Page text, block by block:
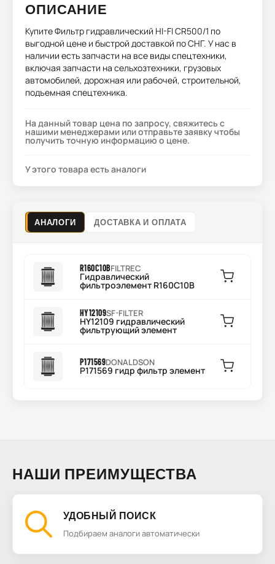
ОПИСАНИЕ
КупитеФильтр гидравлический HI-FI CR500/1 по
выгодной цене и быстрой доставкой по СНГ. У нас в
наличии есть запчасти на все виды спецтехники,
включая запчасти на сельхозтехники, грузовых
автомобилей, дорожная или рабочей, строительной,
подъемная спецтехника.
На данный товар цена по запросу, свяжитесь с
нашими менеджерами или отправьте заявку чтобы
получить точную информацию о цене.
У этого товара есть аналоги
АНАЛОГИ ДОСТАВКА И ОПЛАТА
R160C10BFILTREC
Гидравлический
фильтроэлемент R160C10B
HY12109SF-FILTER
HY12109 гидравлический
фильтрующий элемент
P171569DONALDSON
P171569 гидр фильтр элемент
НАШИ ПРЕИМУЩЕСТВА
УДОБНЫЙ ПОИСК
Подбираем аналоги автоматически